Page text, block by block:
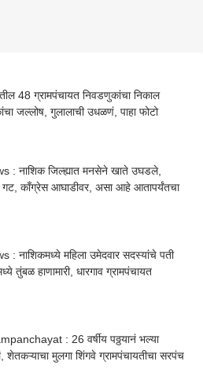
48 ग्रामपंचायत निवडणुकांचा निकाल
जल्लोष, गुलालाची उधळणं, पाहा फोटो
: नाशिक जिल्ह्यात मनसेने खाते उघडले,
गट, काँग्रेस आघाडीवर, असा आहे आतापर्यंतचा
: नाशिकमध्ये महिला उमेदवार सदस्यांचे पती
तुंबळ हाणामारी, धारगाव ग्रामपंचायत
: 26 वर्षीय पठ्ठयानं भल्या
शेतकऱ्याचा मुलगा शिंगवे ग्रामपंचायतीचा सरपंच